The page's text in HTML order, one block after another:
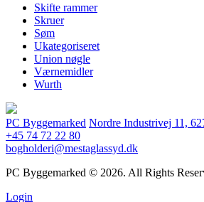
Skifte rammer
Skruer
Søm
Ukategoriseret
Union nøgle
Værnemidler
Wurth
PC Byggemarked Nordre Industrivej 11,
+45 74 72 22 80
bogholderi@mestaglassyd.dk
PC Byggemarked © 2026. All Rights
Login